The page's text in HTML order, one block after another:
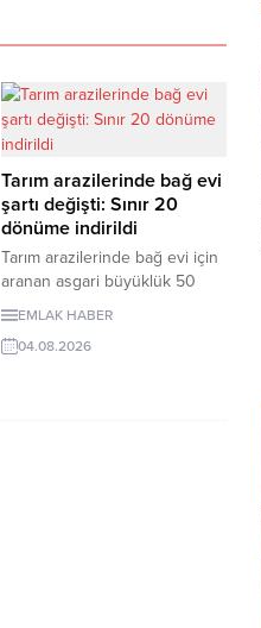
Tarım arazilerinde bağ evi
şartı değişti: Sınır 20
dönüme indirildi
Tarım arazilerinde bağ evi için
aranan asgari büyüklük 50
dönümden 20 dönüme
bungalovları otomatik olarak
EMLAK HABER
04.08.2026